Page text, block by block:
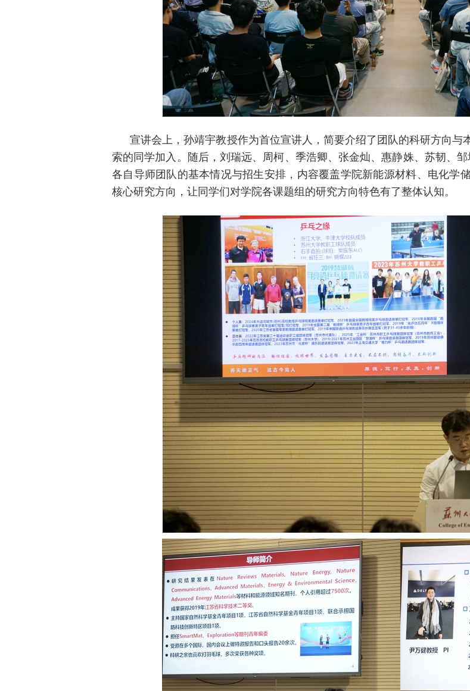
宣讲会上，孙靖宇教授作为首位宣讲人，简要介绍了团队的科研方向与
索的同学加入。随后，刘瑞远、周柯、季浩卿、张金灿、惠静姝、苏韧、
各自导师团队的基本情况与招生安排，内容覆盖学院新能源材料、电化学
核心研究方向，让同学们对学院各课题组的研究方向特色有了整体认知。